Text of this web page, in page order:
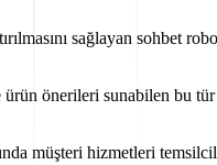
sağlayan sohbet
ürün önerileri sunabilen bu
müşteri hizmetleri